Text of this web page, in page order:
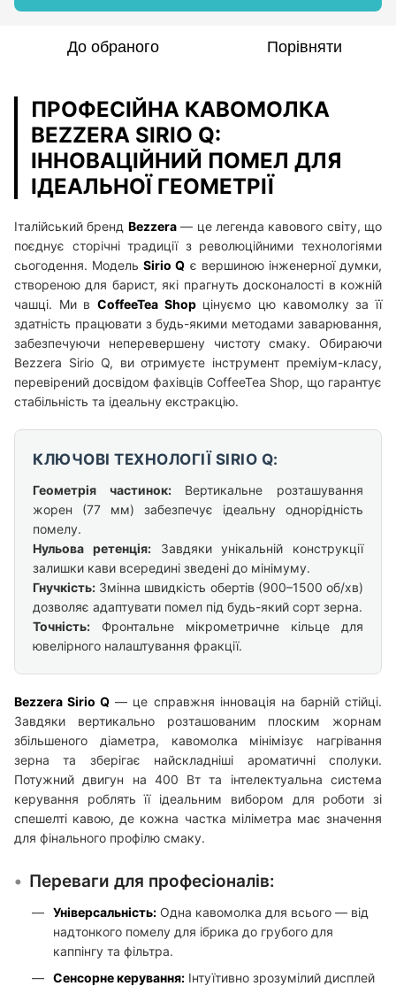
До обраного Порівняти
ПРОФЕСІЙНА КАВОМОЛКА
BEZZERA SIRIO Q:
ІННОВАЦІЙНИЙ ПОМЕЛ ДЛЯ
ІДЕАЛЬНОЇ ГЕОМЕТРІЇ
Італійський бренд Bezzera— це легенда кавового світу, що
поєднує сторічні традиції з революційними технологіями
сьогодення. МодельSirio Q є вершиною інженерної думки,
створеною для барист, які прагнуть досконалості в кожній
чашці. Ми в CoffeeTea Shopцінуємо цю кавомолку за її
здатність працювати з будь-якими методами заварювання,
забезпечуючи неперевершену чистоту смаку. Обираючи
Bezzera Sirio Q, ви отримуєте інструмент преміум-класу,
перевірений досвідом фахівців CoffeeTea Shop, що гарантує
стабільність та ідеальну екстракцію.
КЛЮЧОВІ ТЕХНОЛОГІЇ SIRIO Q:
Геометрія частинок:Вертикальне розташування
жорен (77 мм) забезпечує ідеальну однорідність
помелу.
Нульова ретенція:Завдяки унікальній конструкції
залишки кави всередині зведені до мінімуму.
Гнучкість: Змінна швидкість обертів (900–1500 об/хв)
дозволяє адаптувати помел під будь-який сорт зерна.
Точність: Фронтальне мікрометричне кільце для
ювелірного налаштування фракції.
Bezzera Sirio Q — це справжня інновація на барній стійці.
Завдяки вертикально розташованим плоским жорнам
збільшеного діаметра, кавомолка мінімізує нагрівання
зерна та зберігає найскладніші ароматичні сполуки.
Потужний двигун на 400 Вт та інтелектуальна система
керування роблять її ідеальним вибором для роботи зі
спешелті кавою, де кожна частка міліметра має значення
для фінального профілю смаку.
Переваги для професіоналів:
Універсальність: Одна кавомолка для всього — від
надтонкого помелу для ібрика до грубого для
каппінгу та фільтра.
Сенсорне керування: Інтуїтивно зрозумілий дисплей